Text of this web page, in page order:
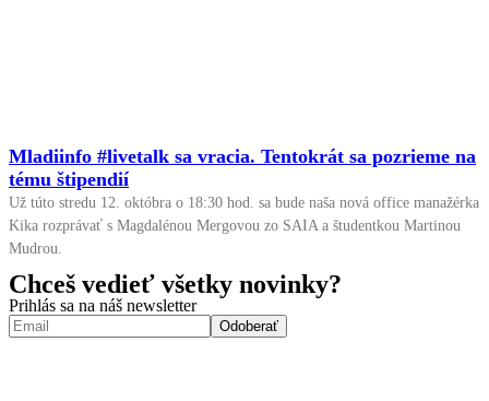
Mladiinfo #livetalk sa vracia. Tentokrát sa pozrieme na
tému štipendií
Už túto stredu 12. októbra o 18:30 hod. sa bude naša nová office manažérka
Kika rozprávať s Magdalénou Mergovou zo SAIA a študentkou Martinou
Mudrou.
Chceš vedieť všetky novinky?
Prihlás sa na náš newsletter